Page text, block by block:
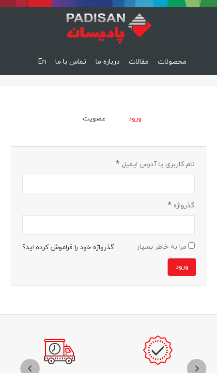
محصولات مقالات درباره ما تماس با ما En
ورود عضویت
نام کاربری یا آدرس ایمیل *
گذرواژه *
مرا به خاطر بسپار گذرواژه خود را فراموش کرده اید؟
ورود